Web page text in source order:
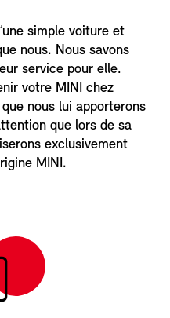
simple voiture et
nous. Nous savons
service pour elle.
votre MINI chez
nous lui apporterons
que lors de sa
exclusivement
MINI.